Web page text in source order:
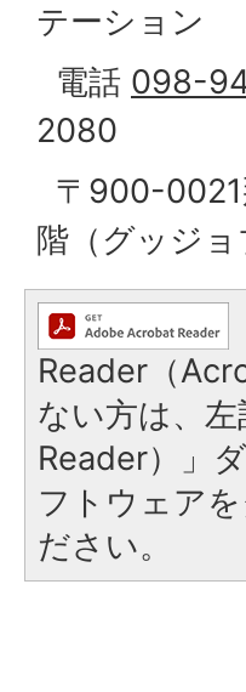
テーション
電話 098-
2080
〒900-0021
階（グッジ
Reader（
ない方は、
Reader）」
フトウェア
ださい。